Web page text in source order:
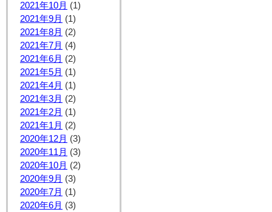
2021年10月 (1)
2021年9月 (1)
2021年8月 (2)
2021年7月 (4)
2021年6月 (2)
2021年5月 (1)
2021年4月 (1)
2021年3月 (2)
2021年2月 (1)
2021年1月 (2)
2020年12月 (3)
2020年11月 (3)
2020年10月 (2)
2020年9月 (3)
2020年7月 (1)
2020年6月 (3)